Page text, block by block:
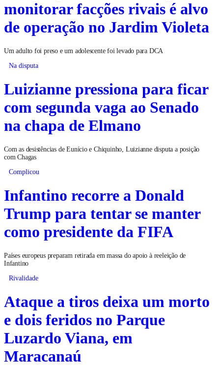
monitorar facções rivais é alvo
de operação no Jardim Violeta
Um adulto foi preso e um adolescente foi levado para DCA
Na disputa
Luizianne pressiona para ficar
com segunda vaga ao Senado
na chapa de Elmano
Com as desistências de Eunício e Chiquinho, Luizianne disputa a posição
com Chagas
Complicou
Infantino recorre a Donald
Trump para tentar se manter
como presidente da FIFA
Países europeus preparam retirada em massa do apoio à reeleição de
Infantino
Rivalidade
Ataque a tiros deixa um morto
e dois feridos no Parque
Luzardo Viana, em
Maracanaú